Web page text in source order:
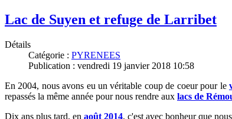
Lac de Suyen et refuge de Larribet
Détails
Catégorie : PYRENEES
Publication : vendredi 19 janvier 2018 10:58
En 2004, nous avons eu un véritable coup de coeur pour le
repassés la même année pour nous rendre aux lacs de
Dix ans plus tard, en août 2014, c'est avec bonheur que